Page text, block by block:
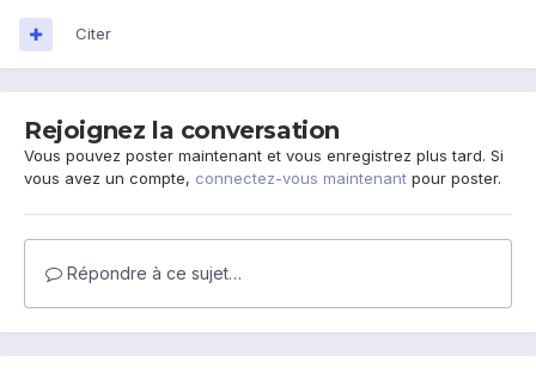
Citer
Rejoignez la conversation
Vous pouvez poster maintenant et vous enregistrez plus tard. Si
vous avez un compte, connectez-vous maintenant pour poster.
Répondre à ce sujet…